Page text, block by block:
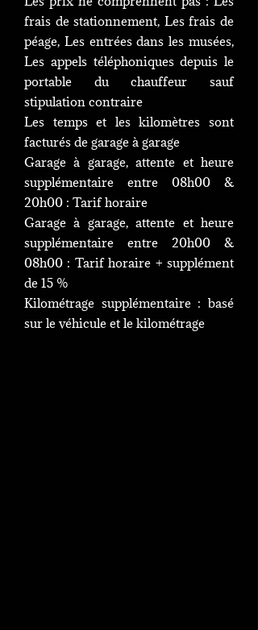
frais de stationnement, Les frais de
péage, Les entrées dans les musées,
Les appels téléphoniques depuis le
portable du chauffeur sauf
stipulation contraire
Les temps et les kilomètres sont
facturés de garage à garage
Garage à garage, attente et heure
supplémentaire entre 08h00 &
20h00 : Tarif horaire
Garage à garage, attente et heure
supplémentaire entre 20h00 &
08h00 : Tarif horaire + supplément
de 15 %
Kilométrage supplémentaire : basé
sur le véhicule et le kilométrage